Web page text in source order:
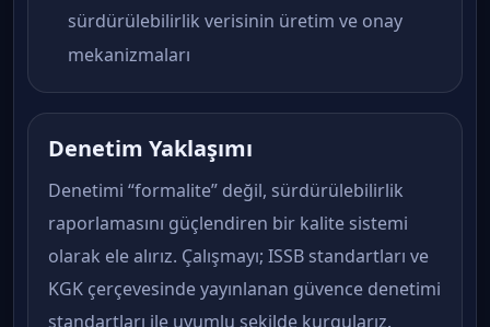
sürdürülebilirlik verisinin üretim ve onay
mekanizmaları
Denetim Yaklaşımı
Denetimi “formalite” değil, sürdürülebilirlik
raporlamasını güçlendiren bir kalite sistemi
olarak ele alırız. Çalışmayı; ISSB standartları ve
KGK çerçevesinde yayınlanan güvence denetimi
standartları ile uyumlu şekilde kurgularız.